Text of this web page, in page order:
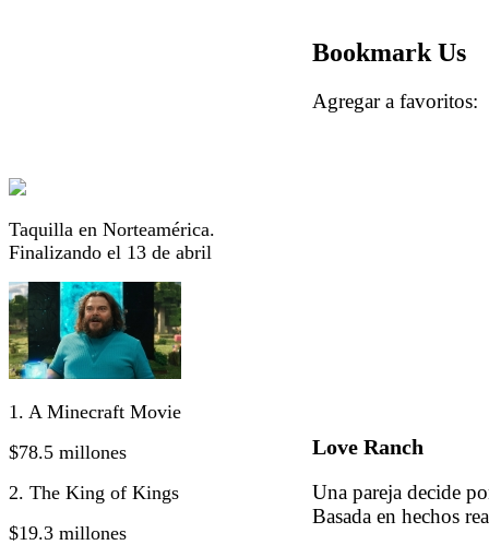
Taquilla en Norteamérica.
Finalizando el 13 de abril
1. A Minecraft Movie
$78.5 millones
2. The King of Kings
$19.3 millones
Bookmark Us
Agregar a
Love Ranch
Una pareja decide
Basada en hechos